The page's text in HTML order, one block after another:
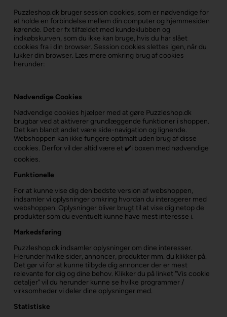
Puzzleshop.dk bruger session cookies, som er nødvendige for
at holde en forbindelse mellem din computer og hjemmesiden
kørende. Det er fx tilfældet med kundeklubben og
indkøbskurven, som du ikke kan bruge, hvis du har slået
cookies fra i din browser. Session cookies slettes igen, når du
lukker din browser. Læs mere omkring brug af cookies
herunder:
Nødvendige Cookies
Nødvendige cookies hjælper med at gøre Puzzleshop.dk
brugbar ved at aktiverer grundlæggende funktioner i shoppen.
Det kan blandt andet være side-navigation og lignende.
Webshoppen kan ikke fungere optimalt uden brug af disse
cookies. Derfor vil der altid være et ✔️i boxen med nødvendige
cookies.
Funktionelle
For at kunne vise dig den bedste version af webshoppen,
indsamler vi oplysninger omkring hvordan du interagerer med
webshoppen. Oplysninger bliver brugt til at vise dig netop de
produkter som du eventuelt kunne have mest interesse i.
Markedsføring
Puzzleshop.dk indsamler oplysninger om dine interesser.
Herunder hvilke sider, annoncer, produkter mm. du klikker på.
Det gør vi for at kunne tilbyde dig annoncer der er mest
relevante for dig og dine behov. Klikker du på linket "Vis cookie
detaljer" vil du herunder kunne se hvilke programmer /
virksomheder vi deler dine oplysninger med.
Statistiske